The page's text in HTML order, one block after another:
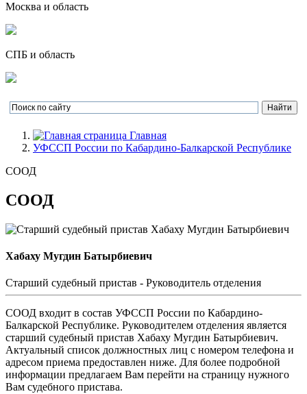
Москва и область
СПБ и область
Главная
УФССП России по Кабардино-Балкарской Республике
СООД
СООД
Хабаху Мугдин Батырбиевич
Cтарший судебный пристав - Руководитель отделения
СООД входит в состав УФССП России по Кабардино-
Балкарской Республике. Руководителем отделения является
старший судебный пристав Хабаху Мугдин Батырбиевич.
Актуальный список должностных лиц с номером телефона и
адресом приема предоставлен ниже. Для более подробной
информации предлагаем Вам перейти на страницу нужного
Вам судебного пристава.